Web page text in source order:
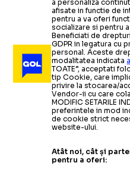
a personaliza
afisate in functie de
pentru a va oferi
socializare si pentru
Beneficiati de
GDPR in legatura cu
personal. Aceste
modalitatea indicata
TOATE”, acceptati
tip Cookie, care
privire la stocarea/
Vendor-ii cu care
MODIFIC SETARILE
preferintele in mod
de cookie strict
website-ului.
Atât noi, cât și
pentru a oferi: